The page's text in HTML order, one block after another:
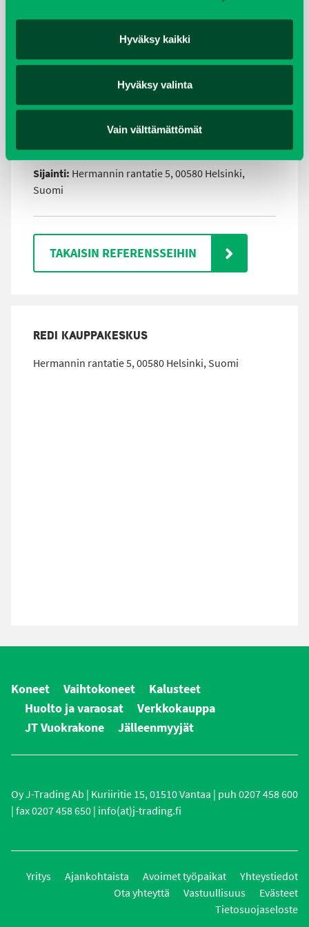
Hyväksy kaikki
Hyväksy valinta
Vain välttämättömät
tasapainopuomeja ja LE20528 Tolppia, joista
alueelle suunniteltiin tasapaino-seikkailurata.
Rakennusvuosi:2018
Sijainti: Hermannin rantatie 5, 00580 Helsinki,
Suomi
TAKAISIN REFERENSSEIHIN
REDI KAUPPAKESKUS
Hermannin rantatie 5, 00580 Helsinki, Suomi
Koneet Vaihtokoneet
Kalusteet
Huolto ja varaosat
Verkkokauppa
JT Vuokrakone
Jälleenmyyjät
Oy J-Trading Ab | Kuriiritie 15, 01510 Vantaa | puh 0207 458 600
| fax 0207 458 650 | info(at)j-trading.fi
Yritys Ajankohtaista Avoimet työpaikat
Yhteystiedot
Ota yhteyttä
Vastuullisuus
Evästeet
Tietosuojaseloste